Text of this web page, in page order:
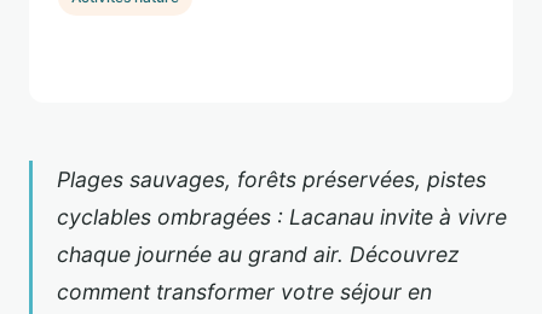
Plages sauvages, forêts préservées, pistes
cyclables ombragées : Lacanau invite à vivre
chaque journée au grand air. Découvrez
comment transformer votre séjour en